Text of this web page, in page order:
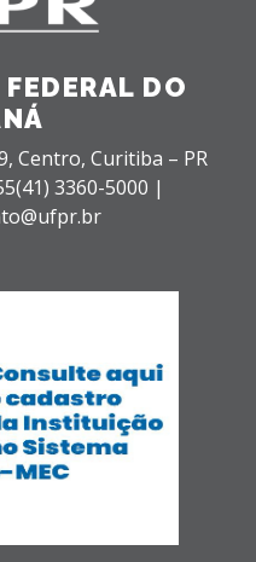
DO
Centro, Curitiba – PR
3360-5000 |